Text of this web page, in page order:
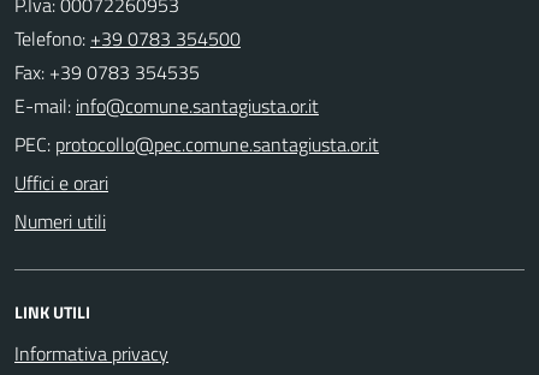
Telefono: +39 0783 354500
Fax: +39 0783 354535
E-mail:
PEC:
Uffici e orari
Numeri utili
LINK UTILI
Informativa privacy